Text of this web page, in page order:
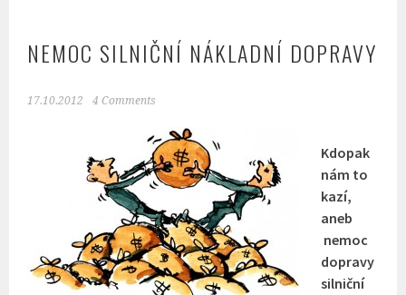
NEMOC SILNIČNÍ NÁKLADNÍ DOPRAVY
17.10.2012 4 Comments
Kdopak
nám to
kazí,
aneb
nemoc
dopravy
silniční